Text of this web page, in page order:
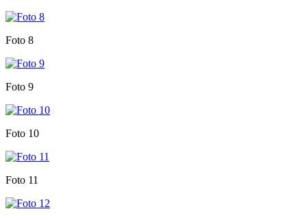
Foto 8
Foto 9
Foto 10
Foto 11